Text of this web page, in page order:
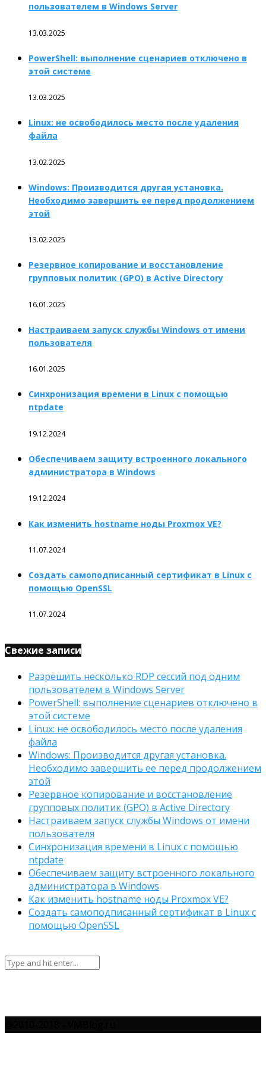
пользователем в Windows Server
13.03.2025
PowerShell: выполнение сценариев отключено в
этой системе
13.03.2025
Linux: не освободилось место после удаления
файла
13.02.2025
Windows: Производится другая установка.
Необходимо завершить ее перед продолжением
этой
13.02.2025
Резервное копирование и восстановление
групповых политик (GPO) в Active Directory
16.01.2025
Настраиваем запуск службы Windows от имени
пользователя
16.01.2025
Синхронизация времени в Linux с помощью
ntpdate
19.12.2024
Обеспечиваем защиту встроенного локального
администратора в Windows
19.12.2024
Как изменить hostname ноды Proxmox VE?
11.07.2024
Создать самоподписанный сертификат в Linux с
помощью OpenSSL
11.07.2024
Свежие записи
Разрешить несколько RDP сессий под одним
пользователем в Windows Server
PowerShell: выполнение сценариев отключено в
этой системе
Linux: не освободилось место после удаления
файла
Windows: Производится другая установка.
Необходимо завершить ее перед продолжением
этой
Резервное копирование и восстановление
групповых политик (GPO) в Active Directory
Настраиваем запуск службы Windows от имени
пользователя
Синхронизация времени в Linux с помощью
ntpdate
Обеспечиваем защиту встроенного локального
администратора в Windows
Как изменить hostname ноды Proxmox VE?
Создать самоподписанный сертификат в Linux с
помощью OpenSSL